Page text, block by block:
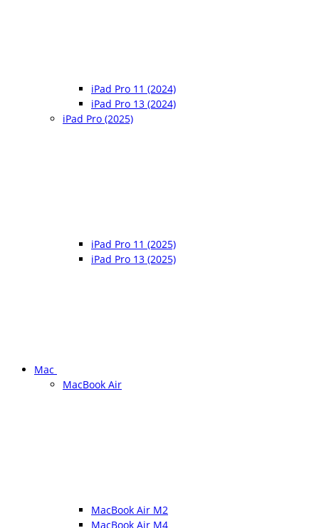
iPad Pro 11 (2024)
iPad Pro 13 (2024)
iPad Pro (2025)
iPad Pro 11 (2025)
iPad Pro 13 (2025)
Mac
MacBook Air
MacBook Air M2
MacBook Air M4